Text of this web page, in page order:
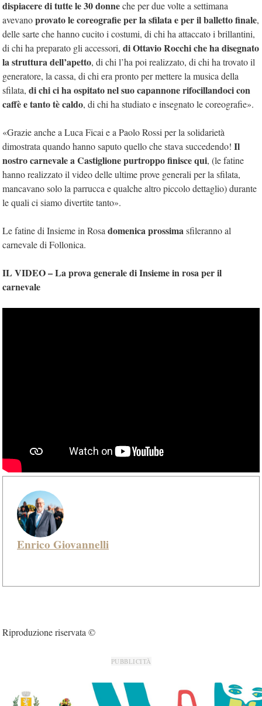
dispiacere di tutte le 30 donneche per due volte a settimana
avevanoprovato le coreografie per la sfilata e per il balletto finale,
delle sarte che hanno cucito i costumi, di chi ha attaccato i brillantini,
di chi ha preparato gli accessori, di Ottavio Rocchi che ha disegnato
la struttura dell’apetto, di chi l’ha poi realizzato, di chi ha trovato il
generatore, la cassa, di chi era pronto per mettere la musica della
sfilata, di chi ci ha ospitato nel suo capannone rifocillandoci con
caffè e tanto tè caldo, di chi ha studiato e insegnato le coreografie».
«Grazie anche a Luca Ficai e a Paolo Rossi per la solidarietà
dimostrata quando hanno saputo quello che stava succedendo! Il
nostro carnevale a Castiglione purtroppo finisce qui, (le fatine
hanno realizzato il video delle ultime prove generali per la sfilata,
mancavano solo la parrucca e qualche altro piccolo dettaglio) durante
le quali ci siamo divertite tanto».
Le fatine di Insieme in Rosadomenica prossimasfileranno al
carnevale di Follonica.
IL VIDEO – La prova generale di Insieme in rosa per il
carnevale
Enrico Giovannelli
Riproduzione riservata ©
PUBBLICITÀ